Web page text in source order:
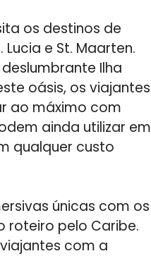
os destinos de
Lucia e St. Maarten.
Ilha
oásis, os viajantes
ao máximo com
ainda utilizar em
qualquer custo
únicas com os
pelo Caribe.
com a